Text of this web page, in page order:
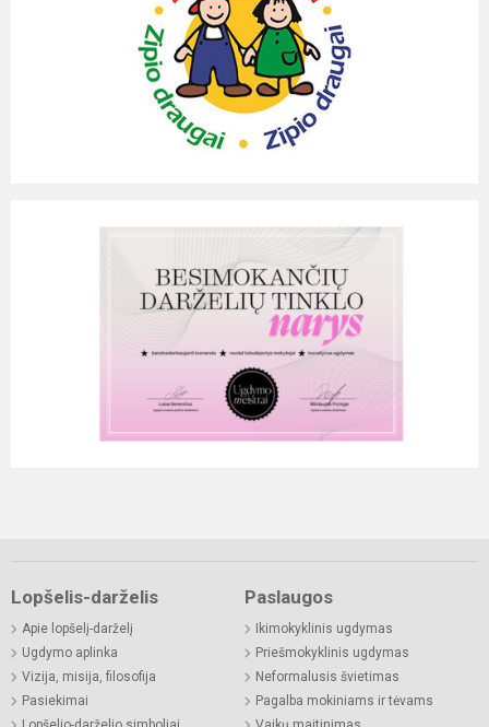
Lopšelis-darželis
Apie lopšelį-darželį
Ugdymo aplinka
Vizija, misija, filosofija
Pasiekimai
Paslaugos
Ikimokyklinis ugdymas
Priešmokyklinis ugdymas
Neformalusis švietimas
Pagalba mokiniams ir tėvams